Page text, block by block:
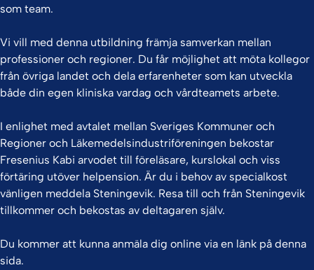
som team.
Vi vill med denna utbildning främja samverkan mellan
professioner och regioner. Du får möjlighet att möta kollegor
från övriga landet och dela erfarenheter som kan utveckla
både din egen kliniska vardag och vårdteamets arbete.
I enlighet med avtalet mellan Sveriges Kommuner och
Regioner och Läkemedelsindustriföreningen bekostar
Fresenius Kabi arvodet till föreläsare, kurslokal och viss
förtäring utöver helpension. Är du i behov av specialkost
vänligen meddela Steningevik. Resa till och från Steningevik
tillkommer och bekostas av deltagaren själv.
Du kommer att kunna anmäla dig online via en länk på denna
sida.